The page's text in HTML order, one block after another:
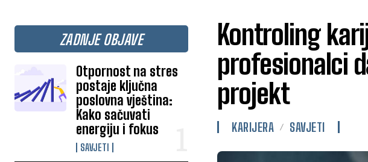
ZADNJE OBJAVE
Otpornost na stres
postaje ključna
poslovna vještina:
Kako sačuvati
energiju i fokus
SAVJETI
Kontroling
profesionalci
projekt
KARIJERA SAVJETI